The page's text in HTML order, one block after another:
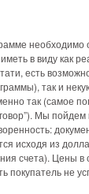
необходимо
в виду как
есть
так и
так (самое
Мы пойдем
исходя из
счета). Цены в
покупатель не